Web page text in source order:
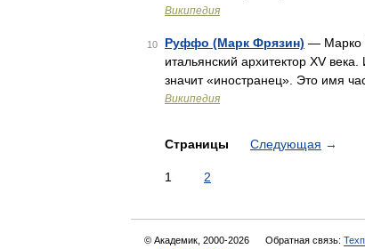
Википедия
10 Руффо (Марк Фрязин) — Марко
итальянский архитектор XV
значит «иностранец». Это имя
Википедия
Страницы Следующая →
1 2
© Академик, 2000-2026 Обратная связь: